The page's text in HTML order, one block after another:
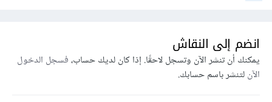
انضم إلى النقاش
يمكنك أن تنشر الآن وتسجل لاحقًا. إذا كان لديك حساب،فسجل الدخول
الآنلتنشر باسم حسابك.